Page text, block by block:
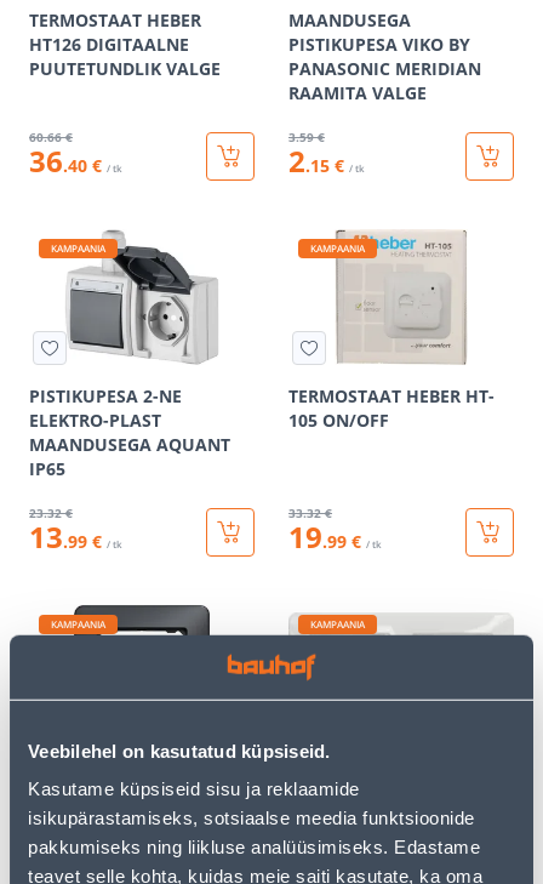
Veebilehel on kasutatud küpsiseid.
Kasutame küpsiseid sisu ja reklaamide
isikupärastamiseks, sotsiaalse meedia funktsioonide
pakkumiseks ning liikluse analüüsimiseks. Edastame
teavet selle kohta, kuidas meie saiti kasutate, ka oma
TERMOSTAAT HEBER
HT126 DIGITAALNE
PUUTETUNDLIK VALGE
60.66 €
36.40 € / tk
MAANDUSEGA
PISTIKUPESA VIKO BY
PANASONIC MERIDIAN
RAAMITA VALGE
3.59 €
2.15 € / tk
KAMPAANIA
PISTIKUPESA 2-NE
ELEKTRO-PLAST
MAANDUSEGA AQUANT
IP65
23.32 €
13.99 € / tk
KAMPAANIA
TERMOSTAAT HEBER HT-
105 ON/OFF
33.32 €
19.99 € / tk
KAMPAANIA
ELECTRIC SEDNA DESIGN
ANTRATSIIT
KAMPAANIA
ELECTRIC SEDNA DESIGN
VALGE